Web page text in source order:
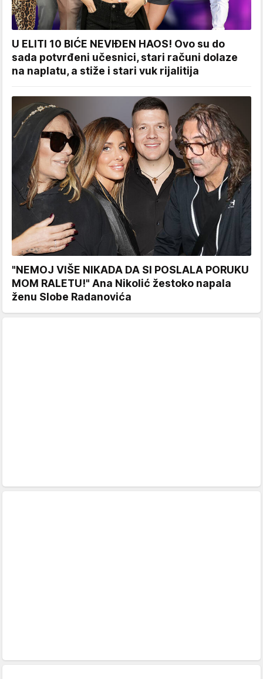
U ELITI 10 BIĆE NEVIĐEN HAOS! Ovo su do
sada potvrđeni učesnici, stari računi dolaze
na naplatu, a stiže i stari vuk rijalitija
"NEMOJ VIŠE NIKADA DA SI POSLALA PORUKU
MOM RALETU!" Ana Nikolić žestoko napala
ženu Slobe Radanovića